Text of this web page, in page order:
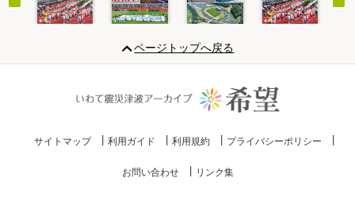
10
ページトップへ戻る
サイトマップ 利用ガイド 利用規約 プライバシーポリシー
お問い合わせ リンク集